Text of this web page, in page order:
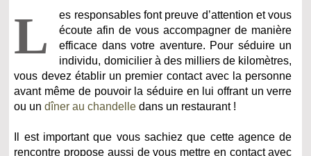
L
es responsables font preuve d’attention et vous
écoute afin de vous accompagner de manière
efficace dans votre aventure. Pour séduire un
individu, domicilier à des milliers de kilomètres,
vous devez établir un premier contact avec la personne
avant même de pouvoir la séduire en lui offrant un verre
ou undîner au chandelle dans un restaurant !
Il est important que vous sachiez que cette agence de
rencontre propose aussi de vous mettre en contact avec